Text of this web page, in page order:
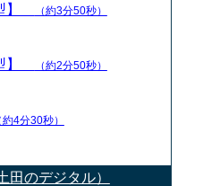
】 （約3分50秒）
】 （約2分50秒）
約4分30秒）
田のデジタル）